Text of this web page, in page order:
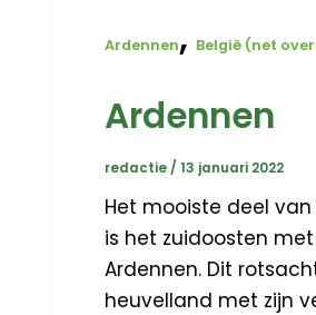
Ardennen, België (net
Ardennen
redactie /13 januari 2022
Het mooiste deel van
is het zuidoosten
Ardennen. Dit
heuvelland met zijn